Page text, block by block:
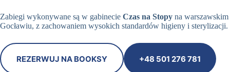
Zabiegi wykonywane są w gabinecie Czas na Stopy na warszawskim
Gocławiu, z zachowaniem wysokich standardów higieny i sterylizacji.
REZERWUJ NA BOOKSY +48 501 276 781